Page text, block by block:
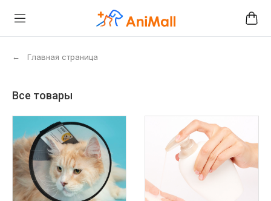
← Главная страница
Все товары